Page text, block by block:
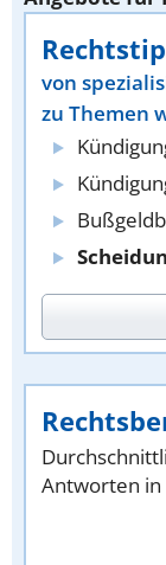
von
zu Themen
Antworten